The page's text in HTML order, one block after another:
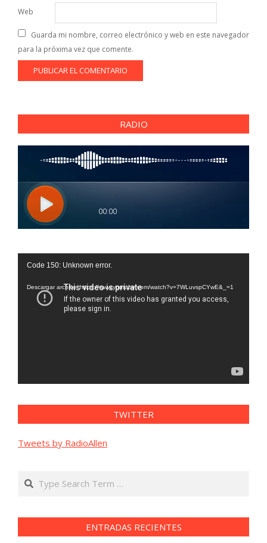
Web
Guarda mi nombre, correo electrónico y web en este navegador
para la próxima vez que comente.
RADIO
Reproductor
vídeo
Code 150: Unknown error.
Descargar archivo: https://www.youtube.com/watch?v=7WLuvspCYwE&_=1
TWITTER
Tweets by RadioAllen
Search
ENTRADAS RECIENTES